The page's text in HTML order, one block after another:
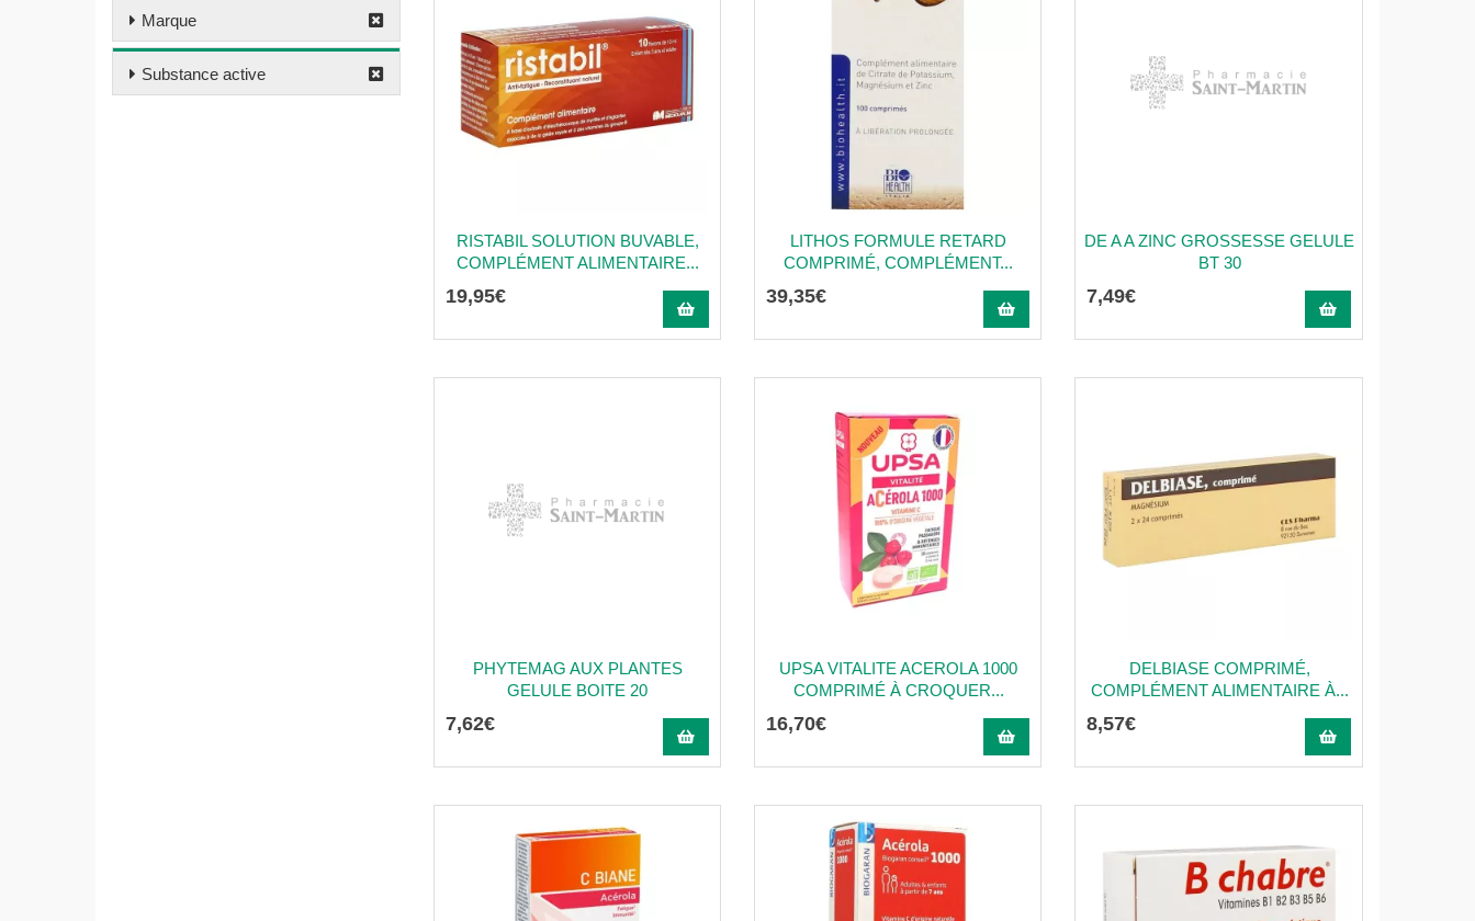
RISTABIL SOLUTION BUVABLE,
COMPLÉMENT ALIMENTAIRE...
19,95€
LITHOS FORMULE RETARD
COMPRIMÉ, COMPLÉMENT...
39,35€
DE A A ZINC GROSSESSE GELULE
BT 30
7,49€
PHYTEMAG AUX PLANTES
GELULE BOITE 20
7,62€
UPSA VITALITE ACEROLA 1000
COMPRIMÉ À CROQUER...
16,70€
DELBIASE COMPRIMÉ,
COMPLÉMENT ALIMENTAIRE À...
8,57€
Marque
Substance active